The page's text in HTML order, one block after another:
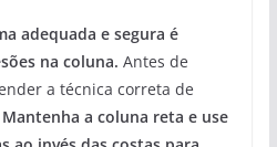
adequada e segura é
na coluna. Antes de
a técnica correta de
Mantenha a coluna reta e use